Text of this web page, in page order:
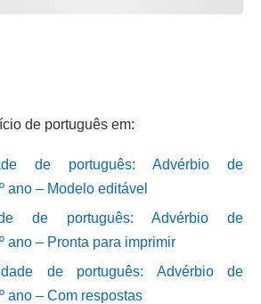
de português em:
de português: Advérbio de
ano – Modelo editável
de português: Advérbio de
ano – Pronta para imprimir
de português: Advérbio de
ano – Com respostas